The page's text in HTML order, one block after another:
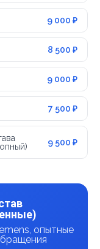
9 000 ₽
8 500 ₽
9 000 ₽
7 500 ₽
9 500 ₽
опытные